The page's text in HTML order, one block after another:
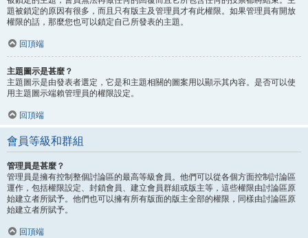
題被鎖定的原因有很多，而且只有版主及管理員才有此權限。如果管理員有開放
權限的話，那麼您也可以鎖定自己所發表的主題。
回頂端
主題圖示是甚麼？
主題圖示是由發表者選定，它是和主題相關的圖案用以顯示其內容。是否可以使
用主題圖示端賴管理員的權限設定。
回頂端
會員等級和群組
管理員是甚麼？
管理員是擁有控制整個討論區的最高等級會員。他們可以從各個方面控制討論區
運作，包括權限設定、封鎖會員、建立會員群組或版主等，這些權限由討論區原
始建立者所賦予。他們也可以擁有所有版面的版主全部的權限，同樣由討論區原
始建立者所賦予。
回頂端